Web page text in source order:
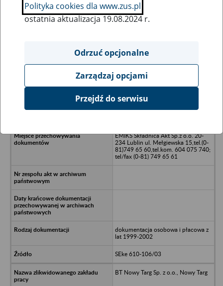
Ukryj wszystkie pozycje bazy
BT Brzeg, sp. z o.o. , Brzeg
EMIKS Składnica Akt Sp.z o.o. 20-
234 Lublin ul. Mełgiewska 15,tel.(0-
81)749 65 60,tel.kom. 604 075 740;
tel/fax (0-81) 749 65 61
dokumentacja osobowa i płacowa z
lat 1999-2002
SEke 610-106/03
BT Nowy Targ Sp. z o.o., Nowy Targ
Polityka cookies dla www.zus.pl
ostatnia aktualizacja 19.08.2024 r.
Odrzuć opcjonalne
Zarządzaj opcjami
Przejdź do serwisu